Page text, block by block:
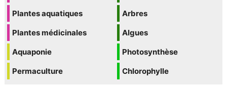
Plantes aquatiques
Plantes médicinales
Aquaponie
Permaculture
Arbres
Algues
Photosynthèse
Chlorophylle